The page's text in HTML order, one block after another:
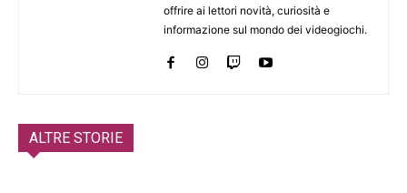
offrire ai lettori novità, curiosità e
informazione sul mondo dei videogiochi.
ALTRE STORIE